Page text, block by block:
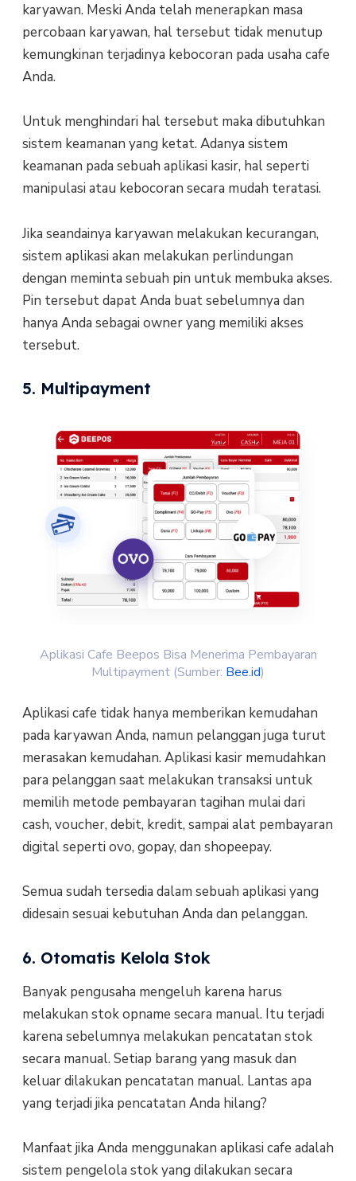
karyawan. Meski Anda telah menerapkan masa
percobaan karyawan, hal tersebut tidak menutup
kemungkinan terjadinya kebocoran pada usaha cafe
Anda.
Untuk menghindari hal tersebut maka dibutuhkan
sistem keamanan yang ketat. Adanya sistem
keamanan pada sebuah aplikasi kasir, hal seperti
manipulasi atau kebocoran secara mudah teratasi.
Jika seandainya karyawan melakukan kecurangan,
sistem aplikasi akan melakukan perlindungan
dengan meminta sebuah pin untuk membuka akses.
Pin tersebut dapat Anda buat sebelumnya dan
hanya Anda sebagai owner yang memiliki akses
tersebut.
5. Multipayment
Aplikasi Cafe Beepos Bisa Menerima Pembayaran
Multipayment (Sumber: Bee.id)
Aplikasi cafe tidak hanya memberikan kemudahan
pada karyawan Anda, namun pelanggan juga turut
merasakan kemudahan. Aplikasi kasir memudahkan
para pelanggan saat melakukan transaksi untuk
memilih metode pembayaran tagihan mulai dari
cash, voucher, debit, kredit, sampai alat pembayaran
digital seperti ovo, gopay, dan shopeepay.
Semua sudah tersedia dalam sebuah aplikasi yang
didesain sesuai kebutuhan Anda dan pelanggan.
6. Otomatis Kelola Stok
Banyak pengusaha mengeluh karena harus
melakukan stok opname secara manual. Itu terjadi
karena sebelumnya melakukan pencatatan stok
secara manual. Setiap barang yang masuk dan
keluar dilakukan pencatatan manual. Lantas apa
yang terjadi jika pencatatan Anda hilang?
Manfaat jika Anda menggunakan aplikasi cafe adalah
sistem pengelola stok yang dilakukan secara